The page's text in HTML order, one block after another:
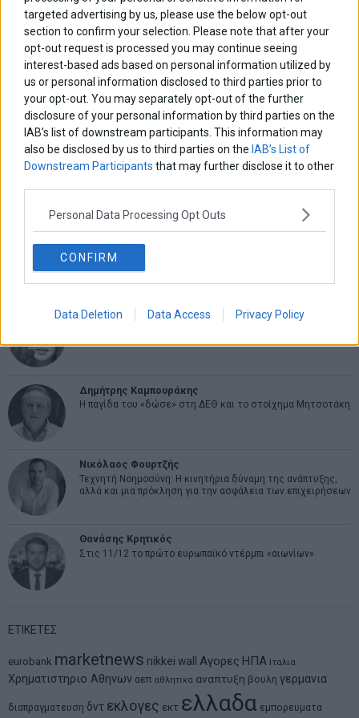
targeted advertising by us, please use the below opt-out
section to confirm your selection. Please note that after your
opt-out request is processed you may continue seeing
interest-based ads based on personal information utilized by
us or personal information disclosed to third parties prior to
your opt-out. You may separately opt-out of the further
disclosure of your personal information by third parties on the
IAB’s list of downstream participants. This information may
also be disclosed by us to third parties on the IAB’s List of
Downstream Participants that may further disclose it to other
Personal Data Processing Opt Outs
CONFIRM
Data Deletion Data Access Privacy Policy
ΑΡΘΡΟΓΡΑΦΟΙ
Ελευθερία Κούρταλη
Εύη Φραγκάκη
«Αυτό είναι που μένει. Το συναίσθημα που αφήνουμε πίσω
Σταματίνα Σταματάκου
Δημήτρης Καμπουράκης
Η παγίδα του «δώσε» στη ΔΕΘ και το στοίχημα Μητσοτάκη
Νικόλαος Φουρτζής
Τεχνητή Νοημοσύνη: Η κινητήρια δύναμη της ανάπτυξης,
αλλά και μια πρόκληση για την ασφάλεια των επιχειρήσεων
Θανάσης Κρητικός
Στις 11/12 το πρώτο ευρωπαϊκό ντέρμπι «αιωνίων»
ΕΤΙΚΕΤΕΣ
eurobank marketnews nikkei wall Αγορες ΗΠΑ Ιταλια
Χρηματιστηριο Αθηνων αεπ αθλητικα αναπτυξη βουλη γερμανια
διαπραγματευση δντ εκλογες εκτ ελλαδα εμπορευματα